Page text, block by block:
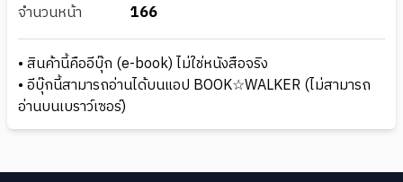
จำนวนหน้า
166
• สินค้านี้คืออีบุ๊ก (e-book) ไม่ใช่หนังสือจริง
• อีบุ๊กนี้สามารถอ่านได้บนแอป BOOK☆WALKER (ไม่สามารถ
อ่านบนเบราว์เซอร์)